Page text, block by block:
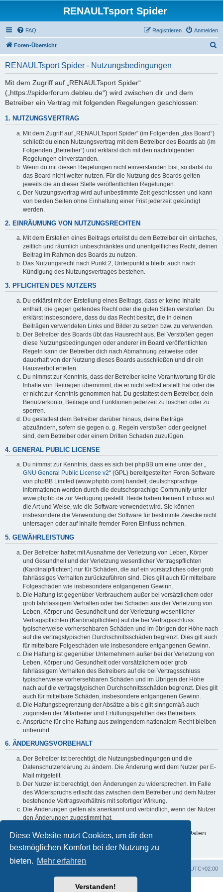
Diese Website nutzt Cookies, um dir den
bestmöglichen Komfort bei der Nutzung zu
bieten. Mehr erfahren
Verstanden!
RENAULTsport Spider
FAQ Anmelden
Registrieren
Foren-Übersicht
RENAULTsport Spider - Nutzungsbedingungen
Mit dem Zugriff auf „RENAULTsport Spider“
(„https://spiderforum.debleu.de“) wird zwischen dir und dem
Betreiber ein Vertrag mit folgenden Regelungen geschlossen:
1. NUTZUNGSVERTRAG
Mit dem Zugriff auf „RENAULTsport Spider“ (im Folgenden „das Board“)
schließt du einen Nutzungsvertrag mit dem Betreiber des Boards ab (im
Folgenden „Betreiber“) und erklärst dich mit den nachfolgenden
Regelungen einverstanden.
Wenn du mit diesen Regelungen nicht einverstanden bist, so darfst du
das Board nicht weiter nutzen. Für die Nutzung des Boards gelten
jeweils die an dieser Stelle veröffentlichten Regelungen.
Der Nutzungsvertrag wird auf unbestimmte Zeit geschlossen und kann
von beiden Seiten ohne Einhaltung einer Frist jederzeit gekündigt
werden.
2. EINRÄUMUNG VON NUTZUNGSRECHTEN
Mit dem Erstellen eines Beitrags erteilst du dem Betreiber ein einfaches,
zeitlich und räumlich unbeschränktes und unentgeltliches Recht, deinen
Beitrag im Rahmen des Boards zu nutzen.
Das Nutzungsrecht nach Punkt 2, Unterpunkt a bleibt auch nach
Kündigung des Nutzungsvertrages bestehen.
3. PFLICHTEN DES NUTZERS
Du erklärst mit der Erstellung eines Beitrags, dass er keine Inhalte
enthält, die gegen geltendes Recht oder die guten Sitten verstoßen. Du
erklärst insbesondere, dass du das Recht besitzt, die in deinen
Beiträgen verwendeten Links und Bilder zu setzen bzw. zu verwenden.
Der Betreiber des Boards übt das Hausrecht aus. Bei Verstößen gegen
diese Nutzungsbedingungen oder anderer im Board veröffentlichten
Regeln kann der Betreiber dich nach Abmahnung zeitweise oder
dauerhaft von der Nutzung dieses Boards ausschließen und dir ein
Hausverbot erteilen.
Du nimmst zur Kenntnis, dass der Betreiber keine Verantwortung für die
Inhalte von Beiträgen übernimmt, die er nicht selbst erstellt hat oder die
er nicht zur Kenntnis genommen hat. Du gestattest dem Betreiber, dein
Benutzerkonto, Beiträge und Funktionen jederzeit zu löschen oder zu
sperren.
Du gestattest dem Betreiber darüber hinaus, deine Beiträge
abzuändern, sofern sie gegen o. g. Regeln verstoßen oder geeignet
sind, dem Betreiber oder einem Dritten Schaden zuzufügen.
4. GENERAL PUBLIC LICENSE
Du nimmst zur Kenntnis, dass es sich bei phpBB um eine unter der „
GNU General Public License v2“ (GPL) bereitgestellten Foren-Software
von phpBB Limited (www.phpbb.com) handelt; deutschsprachige
Informationen werden durch die deutschsprachige Community unter
www.phpbb.de zur Verfügung gestellt. Beide haben keinen Einfluss auf
die Art und Weise, wie die Software verwendet wird. Sie können
insbesondere die Verwendung der Software für bestimmte Zwecke nicht
untersagen oder auf Inhalte fremder Foren Einfluss nehmen.
5. GEWÄHRLEISTUNG
Der Betreiber haftet mit Ausnahme der Verletzung von Leben, Körper
und Gesundheit und der Verletzung wesentlicher Vertragspflichten
(Kardinalpflichten) nur für Schäden, die auf ein vorsätzliches oder grob
fahrlässiges Verhalten zurückzuführen sind. Dies gilt auch für mittelbare
Folgeschäden wie insbesondere entgangenen Gewinn.
Die Haftung ist gegenüber Verbrauchern außer bei vorsätzlichem oder
grob fahrlässigem Verhalten oder bei Schäden aus der Verletzung von
Leben, Körper und Gesundheit und der Verletzung wesentlicher
Vertragspflichten (Kardinalpflichten) auf die bei Vertragsschluss
typischerweise vorhersehbaren Schäden und im übrigen der Höhe nach
auf die vertragstypischen Durchschnittsschäden begrenzt. Dies gilt auch
für mittelbare Folgeschäden wie insbesondere entgangenen Gewinn.
Die Haftung ist gegenüber Unternehmern außer bei der Verletzung von
Leben, Körper und Gesundheit oder vorsätzlichem oder grob
fahrlässigem Verhalten des Betreibers auf die bei Vertragsschluss
typischerweise vorhersehbaren Schäden und im Übrigen der Höhe
nach auf die vertragstypischen Durchschnittsschäden begrenzt. Dies gilt
auch für mittelbare Schäden, insbesondere entgangenen Gewinn.
Die Haftungsbegrenzung der Absätze a bis c gilt sinngemäß auch
zugunsten der Mitarbeiter und Erfüllungsgehilfen des Betreibers.
Ansprüche für eine Haftung aus zwingendem nationalem Recht bleiben
unberührt.
6. ÄNDERUNGSVORBEHALT
Der Betreiber ist berechtigt, die Nutzungsbedingungen und die
Datenschutzerklärung zu ändern. Die Änderung wird dem Nutzer per E-
Mail mitgeteilt.
Der Nutzer ist berechtigt, den Änderungen zu widersprechen. Im Falle
des Widerspruchs erlischt das zwischen dem Betreiber und dem Nutzer
bestehende Vertragsverhältnis mit sofortiger Wirkung.
Die Änderungen gelten als anerkannt und verbindlich, wenn der Nutzer
den Änderungen zugestimmt hat.
Informationen über den Umgang mit deinen persönlichen Daten
sind in der Datenschutzerklärung enthalten.
UTC+02:00
Powered byphpBB® Forum Software © phpBB Limited